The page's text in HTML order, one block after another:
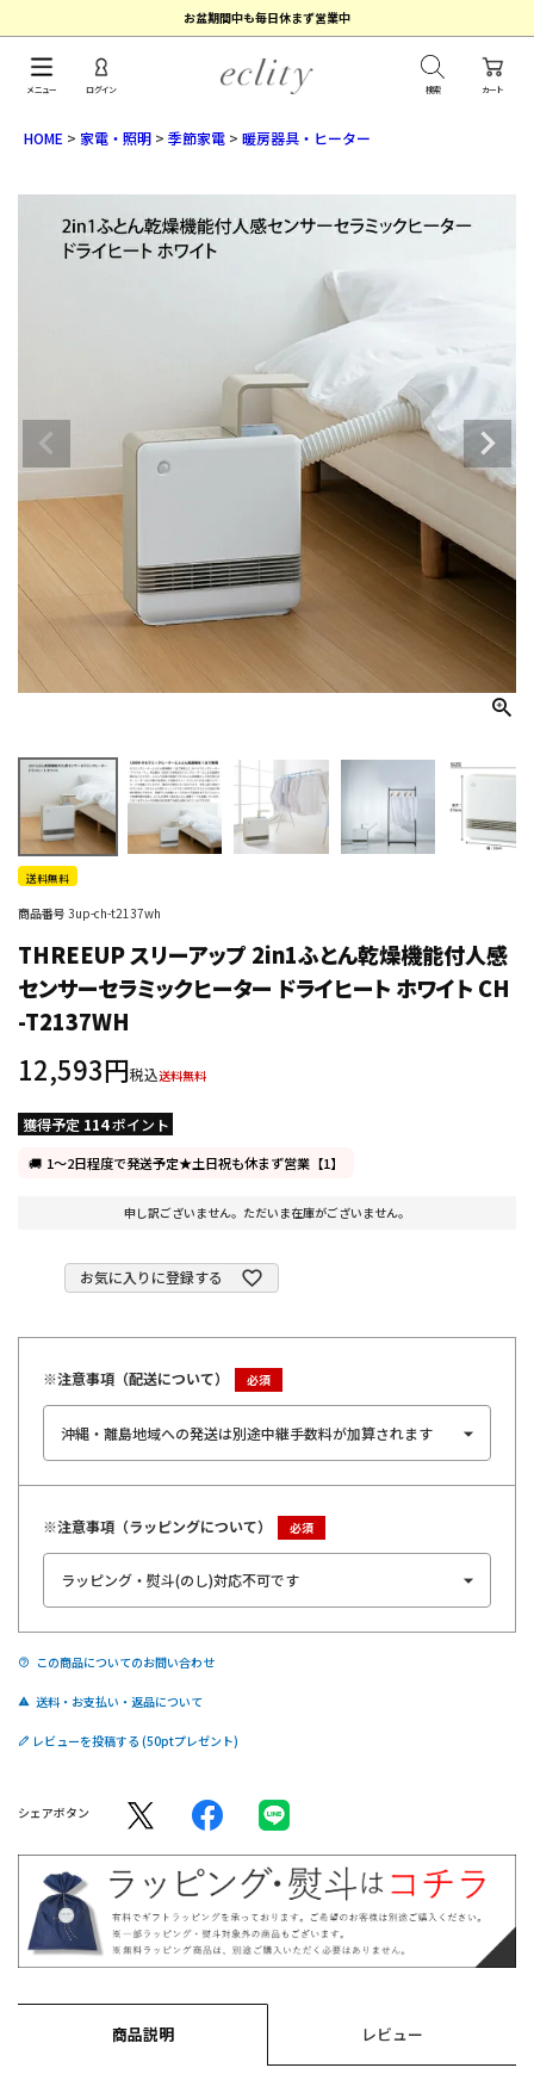
お盆期間中も毎日休まず営業中
カート
メニュー ログイン 検索
HOME 家電・照明 季節家電 暖房器具・ヒーター
送料無料
商品番号 3up-ch-t2137wh
THREEUP スリーアップ 2in1ふとん乾燥機能付人感
センサーセラミックヒーター ドライヒート ホワイト CH
-T2137WH
12,593 税込送料無料
獲得予定 114 ポイント
1～2日程度で発送予定★土日祝も休まず営業【1】
申し訳ございません。ただいま在庫がございません。
お気に入りに登録する
※注意事項（配送について）
※注意事項（ラッピングについて）
この商品についてのお問い合わせ
送料・お支払い・返品について
レビューを投稿する
シェアボタン
商品説明 レビュー